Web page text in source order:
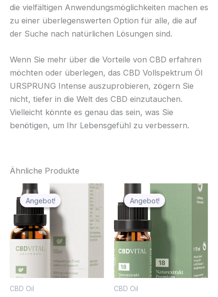
die vielfältigen Anwendungsmöglichkeiten machen es
zu einer überlegenswerten Option für alle, die auf
der Suche nach natürlichen Lösungen sind.
Wenn Sie mehr über die Vorteile von CBD erfahren
möchten oder überlegen, das CBD Vollspektrum Öl
URSPRUNG Intense auszuprobieren, zögern Sie
nicht, tiefer in die Welt des CBD einzutauchen.
Vielleicht könnte es genau das sein, was Sie
benötigen, um Ihr Lebensgefühl zu verbessern.
Ähnliche Produkte
Angebot!
Angebot!
CBD Oil
Ursprünglicher
Preis
war:
€39.90
Aktueller
Preis
ist:
€27.93.
Angebot!
Angebot!
CBD Oil
Preis
war:
Aktueller
Preis
ist: